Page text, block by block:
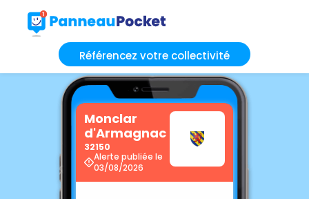
Référencez votre collectivité
Monclar
d'Armagnac
32150
Alerte publiée le
03/08/2026